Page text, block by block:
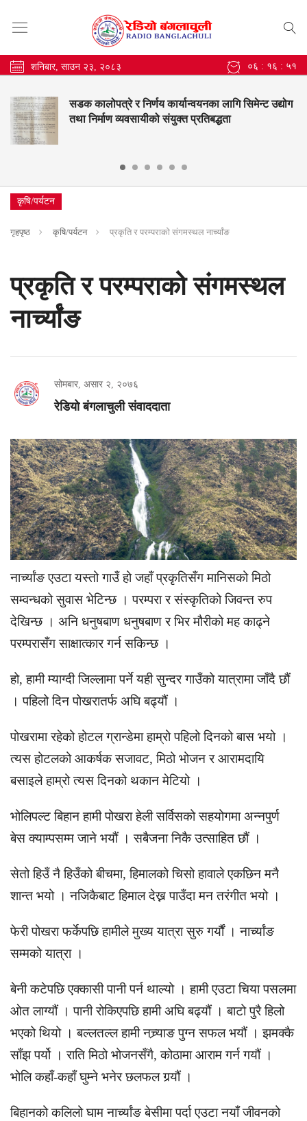
शनिबार, साउन २३, २०८३ ०६ : १६ : ५२
सडक कालोपत्रे र निर्णय कार्यान्वयनका लागि सिमेन्ट उद्योग
तथा निर्माण व्यवसायीको संयुक्त प्रतिबद्धता
कृषि/पर्यटन
गृहपृष्ठ कृषि/पर्यटन प्रकृति र परम्पराको संगमस्थल नार्च्यांङ
प्रकृति र परम्पराको संगमस्थल
नार्च्यांङ
सोमबार, असार २, २०७६
रेडियो बंगलाचुली संवाददाता
नार्च्यांङ एउटा यस्तो गाउँ हो जहाँ प्रकृतिसँग मानिसको मिठो
सम्वन्धको सुवास भेटिन्छ । परम्परा र संस्कृतिको जिवन्त रुप
देखिन्छ । अनि धनुषबाण धनुषबाण र भिर मौरीको मह काढ्ने
परम्परासँग साक्षात्कार गर्न सकिन्छ ।
हो, हामी म्याग्दी जिल्लामा पर्ने यही सुन्दर गाउँको यात्रामा जाँदै छौं
। पहिलो दिन पोखरातर्फ अघि बढ्यौं ।
पोखरामा रहेको होटल ग्रान्डेमा हाम्रो पहिलो दिनको बास भयो ।
त्यस होटलको आकर्षक सजावट, मिठो भोजन र आरामदायि
बसाइले हाम्रो त्यस दिनको थकान मेटियो ।
भोलिपल्ट बिहान हामी पोखरा हेली सर्विसको सहयोगमा अन्नपुर्ण
बेस क्याम्पसम्म जाने भयौं । सबैजना निकै उत्साहित छौं ।
सेतो हिउँ नै हिउँको बीचमा, हिमालको चिसो हावाले एकछिन मनै
शान्त भयो । नजिकैबाट हिमाल देख्न पाउँदा मन तरंगीत भयो ।
फेरी पोखरा फर्केपछि हामीले मुख्य यात्रा सुरु गर्यौं । नार्च्यांङ
सम्मको यात्रा ।
बेनी कटेपछि एक्कासी पानी पर्न थाल्यो । हामी एउटा चिया पसलमा
ओत लाग्यौं । पानी रोकिएपछि हामी अघि बढ्यौं । बाटो पुरै हिलो
भएको थियो । बल्लतल्ल हामी नच्र्याङ पुग्न सफल भयौं । झमक्कै
साँझ पर्यो । राति मिठो भोजनसँगै, कोठामा आराम गर्न गयौं ।
भोलि कहाँ-कहाँ घुम्ने भनेर छलफल गर्‍र्यौं ।
बिहानको कलिलो घाम नार्च्यांङ बेसीमा पर्दा एउटा नयाँ जीवनको